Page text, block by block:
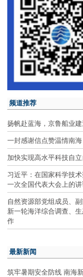
频道推荐
扬帆赴蓝海，京鲁船业
一封感谢信点赞温情南海
加快实现高水平科技自
习近平：在国家科学技
一次全国代表大会上的
自然资源部党组成员、
新一轮海洋综合调查、
作
最新新闻
筑牢暑期安全防线 南海